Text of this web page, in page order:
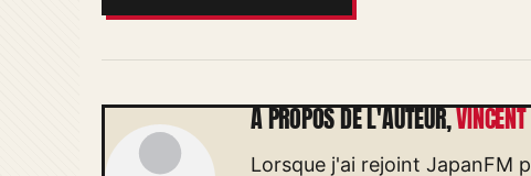
À PROPOS DE L'AUTEUR,
Lorsque j'ai rejoint JapanFM